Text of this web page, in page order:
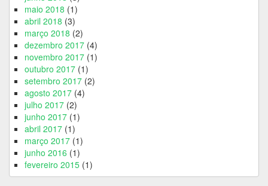
maio 2018 (1)
abril 2018 (3)
março 2018 (2)
dezembro 2017 (4)
novembro 2017 (1)
outubro 2017 (1)
setembro 2017 (2)
agosto 2017 (4)
julho 2017 (2)
junho 2017 (1)
abril 2017 (1)
março 2017 (1)
junho 2016 (1)
fevereiro 2015 (1)